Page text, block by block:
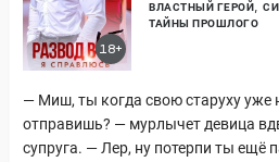
18+
ВЛАСТНЫЙ ГЕРОЙ
ТАЙНЫ ПРОШЛОГО
— Миш, ты когда свою старуху уже
отправишь? — мурлычет девица
супруга. — Лер, ну потерпи ты ещё